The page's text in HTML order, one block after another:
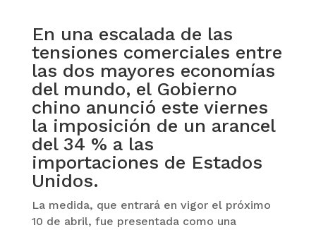
En una escalada de las
tensiones comerciales entre
las dos mayores economías
del mundo, el Gobierno
chino anunció este viernes
la imposición de un arancel
del 34 % a las
importaciones de Estados
Unidos.
La medida, que entrará en vigor el próximo
10 de abril, fue presentada como una